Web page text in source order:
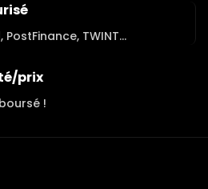
TWINT...
prix
!